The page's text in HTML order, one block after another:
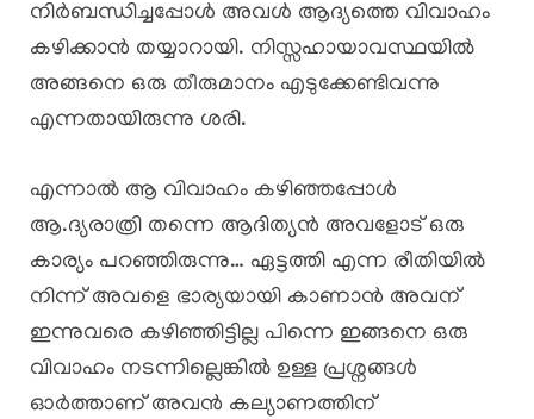
നിർബന്ധിച്ചപ്പോൾ അവൾ ആദ്യത്തെ വിവാഹം
കഴിക്കാൻ തയ്യാറായി. നിസ്സഹായാവസ്ഥയിൽ
അങ്ങനെ ഒരു തീരുമാനം എടുക്കേണ്ടിവന്നു
എന്നതായിരുന്നു ശരി.
എന്നാൽ ആ വിവാഹം കഴിഞ്ഞപ്പോൾ
ആ.ദ്യരാത്രി തന്നെ ആദിത്യൻ അവളോട് ഒരു
കാര്യം പറഞ്ഞിരുന്നു… ഏട്ടത്തി എന്ന രീതിയിൽ
നിന്ന് അവളെ ഭാര്യയായി കാണാൻ അവന്
ഇന്നുവരെ കഴിഞ്ഞിട്ടില്ല പിന്നെ ഇങ്ങനെ ഒരു
വിവാഹം നടന്നില്ലെങ്കിൽ ഉള്ള പ്രശ്നങ്ങൾ
ഓർത്താണ് അവൻ കല്യാണത്തിന്